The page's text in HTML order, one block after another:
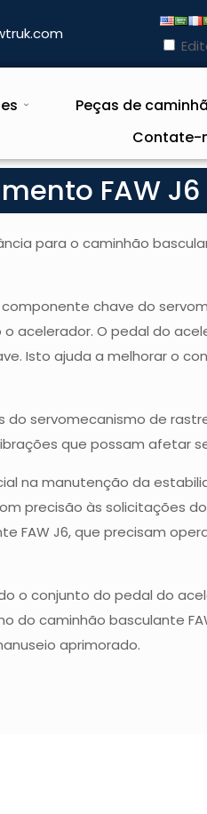
Peças de
Contate-
FAW J6
para o caminhão
chave do
O pedal do
Isto ajuda a melhorar o
do servomecanismo de
que possam afetar
na manutenção da
precisão às solicitações
FAW J6, que precisam
o conjunto do pedal do
caminhão basculante FAW
aprimorado.